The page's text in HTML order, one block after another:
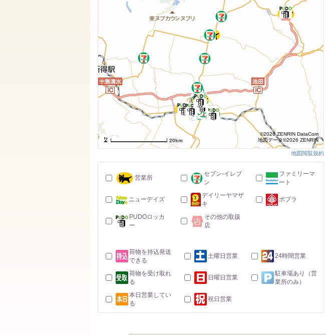
20km
©2026 ZENRIN DataCom
地図データ©2026 ZENRIN
地図閲覧規約
営業所
セブン-イレブ
ン
ファミリーマ
ート
ニューデイズ
デイリーヤマザ
キ
ポプラ
PUDOロッカ
ー
その他の取扱
店
荷物を持込発送
できる
土曜日営業 24時間営業
荷物を受け取れ
る
日曜日営業
駐車場あり（営
業所のみ）
本日営業してい
る
祝日営業